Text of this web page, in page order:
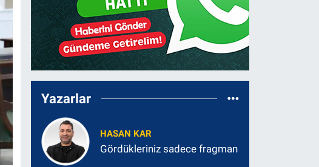
Yazarlar
HASAN KAR
Gördükleriniz sadece fragman